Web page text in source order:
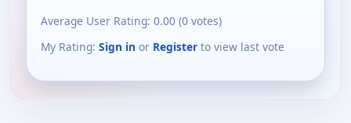
Average User Rating: 0.00 (0 votes)
My Rating: Sign in or Register to view last vote